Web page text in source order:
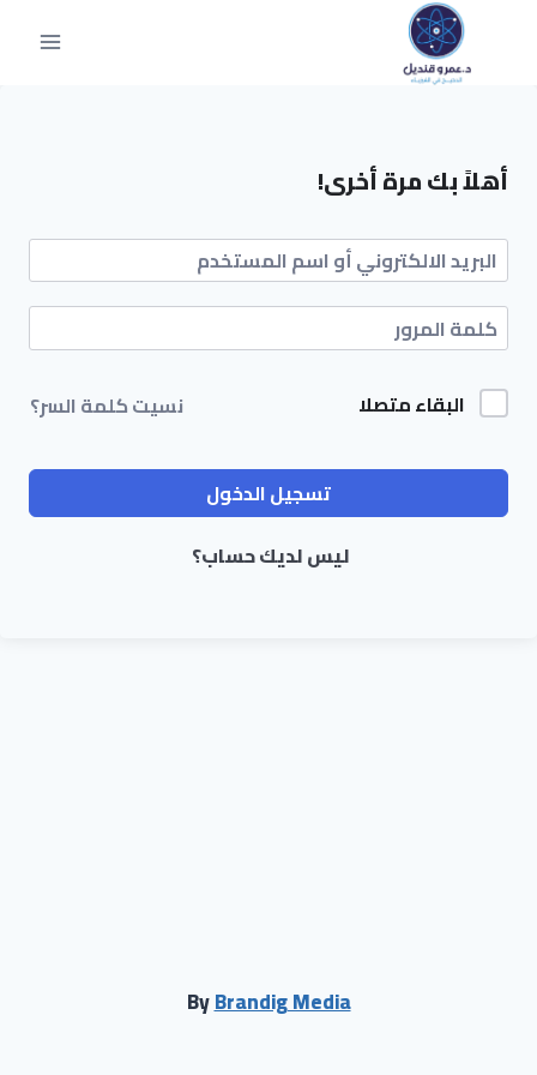
أهلاً بك مرة أخرى!
البقاء متصلا نسيت كلمة السر؟
تسجيل الدخول
ليس لديك حساب؟
ByBrandig Media